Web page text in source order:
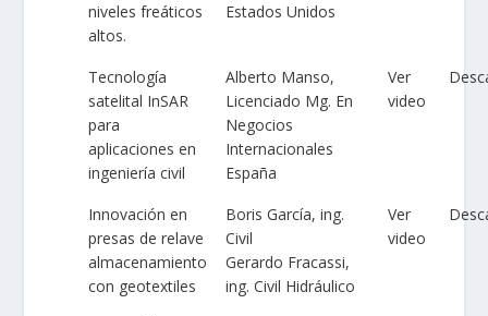
niveles freáticos
altos.
Estados Unidos
Tecnología
satelital InSAR
para
aplicaciones en
ingeniería civil
Alberto Manso,
Licenciado Mg. En
Negocios
Internacionales
España
Ver
video
Innovación en
presas de relave
almacenamiento
con geotextiles
Boris García, ing.
Civil
Gerardo Fracassi,
ing. Civil Hidráulico
Ver
video